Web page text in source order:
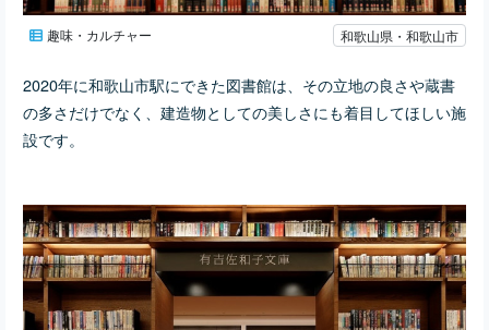
趣味・カルチャー 和歌山県・和歌山市
2020年に和歌山市駅にできた図書館は、その立地の良さや蔵書
の多さだけでなく、建造物としての美しさにも着目してほしい施
設です。